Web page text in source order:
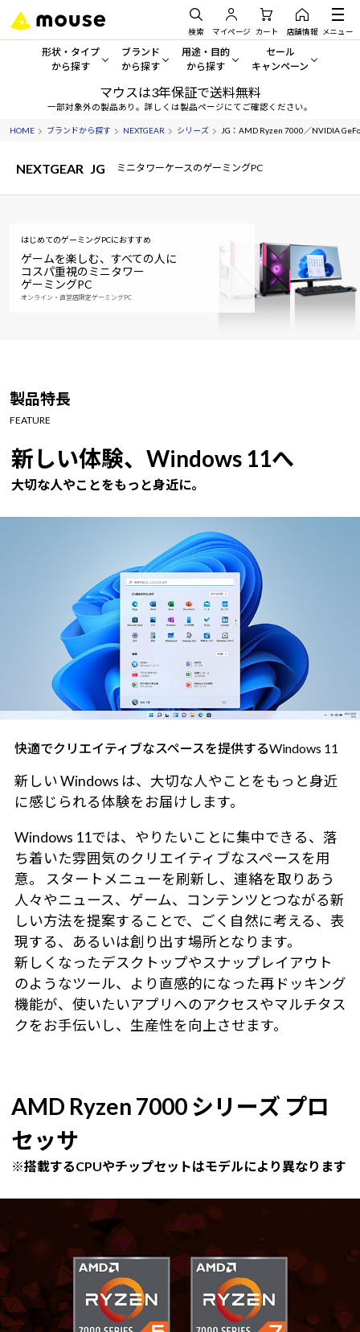
検索 マイページ カート 店舗情報 メニュー
形状・タイプ
から探す
形状・タイプから探す をすべてみる
デスクトップPC
ノートPC
サーバー
ワークステーション
ブランド
から探す
mouse
G TUNE
NEXTGEAR
MousePro
用途・目的
から探す
一般向けパソコン
ゲーミングPC・ゲーム向けパソコン
クリエイティブ向け
学習向けパソコン
スペック/パーツ別
セール
キャンペーン
セール・キャンペー
期間限定セール
おすすめ目玉パソコン
今イチオシのパソコンをピ
Windows 11|Copilot+ PC
マウスは3年保証で送料無料
一部対象外の製品あり。詳しくは製品ページにてご確認ください。
HOME ブランドから探す NEXTGEAR シリーズ JG：AMD Ryzen 7000／NVIDIA
NEXTGEAR JG ミニタワーケースのゲーミングPC
はじめてのゲーミングPCにおすすめ
ゲームを楽しむ、すべての人に
コスパ重視のミニタワー
ゲーミングPC
オンライン・直営店限定ゲーミングPC
製品特長
FEATURE
新しい体験、Windows 11へ
大切な人やことをもっと身近に。
快適でクリエイティブなスペースを提供するWindows 11
新しい Windows は、大切な人やことをもっと身近
に感じられる体験をお届けします。
Windows 11では、やりたいことに集中できる、落
ち着いた雰囲気のクリエイティブなスペースを用
意。 スタートメニューを刷新し、連絡を取りあう
人々やニュース、ゲーム、コンテンツとつながる新
しい方法を提案することで、ごく自然に考える、表
現する、あるいは創り出す場所となります。
新しくなったデスクトップやスナップレイアウト
のようなツール、より直感的になった再ドッキング
機能が、使いたいアプリへのアクセスやマルチタス
クをお手伝いし、生産性を向上させます。
AMD Ryzen 7000 シリーズ プロ
セッサ
※搭載するCPUやチップセットはモデルにより異なります